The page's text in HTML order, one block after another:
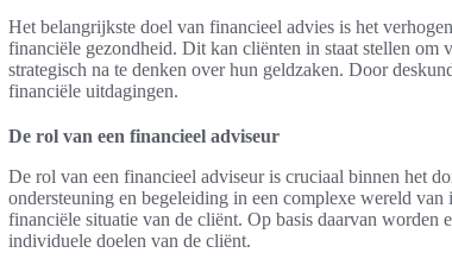
Het belangrijkste doel van financieel advies is het
financiële gezondheid. Dit kan cliënten in staat stellen
strategisch na te denken over hun geldzaken. Door
financiële uitdagingen.
De rol van een financieel adviseur
De rol van een financieel adviseur is cruciaal binnen het
ondersteuning en begeleiding in een complexe wereld
financiële situatie van de cliënt. Op basis daarvan worden
individuele doelen van de cliënt.